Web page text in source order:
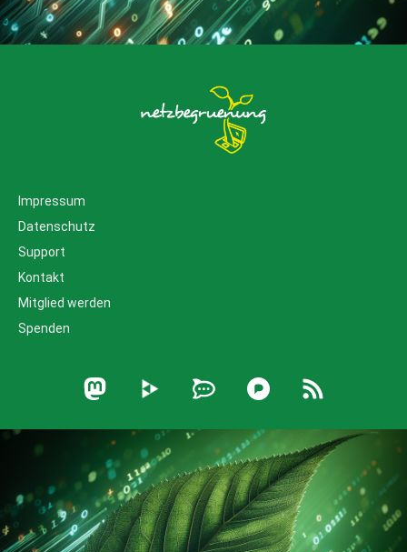
Impressum
Datenschutz
Support
Kontakt
Mitglied werden
Spenden